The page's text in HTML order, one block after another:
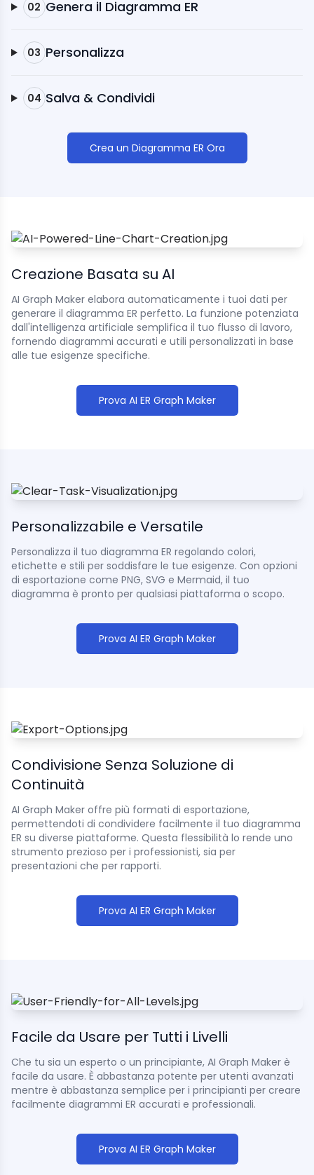
02 Genera il Diagramma ER
03 Personalizza
04 Salva & Condividi
Crea un Diagramma ER Ora
Creazione Basata su AI
AI Graph Maker elabora automaticamente i tuoi dati per
generare il diagramma ER perfetto. La funzione potenziata
dall'intelligenza artificiale semplifica il tuo flusso di lavoro,
fornendo diagrammi accurati e utili personalizzati in base
alle tue esigenze specifiche.
Prova AI ER Graph Maker
Personalizzabile e Versatile
Personalizza il tuo diagramma ER regolando colori,
etichette e stili per soddisfare le tue esigenze. Con opzioni
di esportazione come PNG, SVG e Mermaid, il tuo
diagramma è pronto per qualsiasi piattaforma o scopo.
Prova AI ER Graph Maker
Condivisione Senza Soluzione di
Continuità
AI Graph Maker offre più formati di esportazione,
permettendoti di condividere facilmente il tuo diagramma
ER su diverse piattaforme. Questa flessibilità lo rende uno
strumento prezioso per i professionisti, sia per
presentazioni che per rapporti.
Prova AI ER Graph Maker
Facile da Usare per Tutti i Livelli
Che tu sia un esperto o un principiante, AI Graph Maker è
facile da usare. È abbastanza potente per utenti avanzati
mentre è abbastanza semplice per i principianti per creare
facilmente diagrammi ER accurati e professionali.
Prova AI ER Graph Maker